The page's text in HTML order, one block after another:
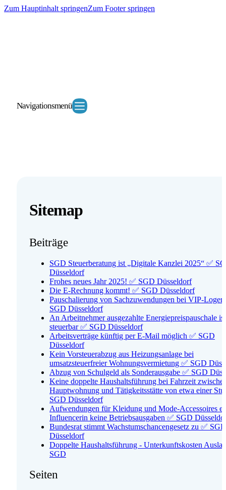
Zum Hauptinhalt springenZum Footer springen
Navigationsmenü
Sitemap
Beiträge
SGD Steuerberatung ist „Digitale Kanzlei 2025“ ✅
Düsseldorf
Frohes neues Jahr 2025! ✅ SGD Düsseldorf
Die E-Rechnung kommt! ✅ SGD Düsseldorf
Pauschalierung von Sachzuwendungen bei VIP-Logen
SGD Düsseldorf
An Arbeitnehmer ausgezahlte Energiepreispauschale ist
steuerbar ✅ SGD Düsseldorf
Arbeitsverträge künftig per E-Mail möglich ✅ SGD
Düsseldorf
Kein Vorsteuerabzug aus Heizungsanlage bei
umsatzsteuerfreier Wohnungsvermietung ✅ SGD
Abzug von Schulgeld als Sonderausgabe ✅ SGD
Keine doppelte Haushaltsführung bei Fahrzeit
Hauptwohnung und Tätigkeitsstätte von etwa einer
SGD Düsseldorf
Aufwendungen für Kleidung und Mode-Accessoires
Influencerin keine Betriebsausgaben ✅ SGD
Bundesrat stimmt Wachstumschancengesetz zu ✅ SGD
Düsseldorf
Doppelte Haushaltsführung - Unterkunftskosten
SGD
Seiten